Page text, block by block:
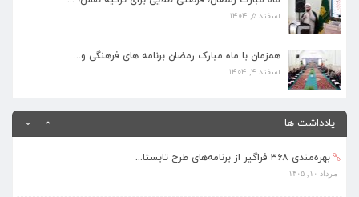
اسفند ۵, ۱۴۰۴
همزمان با ماه مبارک رمضان برنامه های فرهنگی و...
اسفند ۴, ۱۴۰۴
یادداشت ها
اسفند ۵, ۱۴۰۴
همزمان با ماه مبارک رمضان برنامه های فرهنگی و...
اسفند ۴, ۱۴۰۴
بهره‌مندی ۳۶۸ فراگیر از برنامه‌های طرح تابستا...
برنامه‌های فرهنگی زیارتگاه شهید آیت‌الله مدرس...